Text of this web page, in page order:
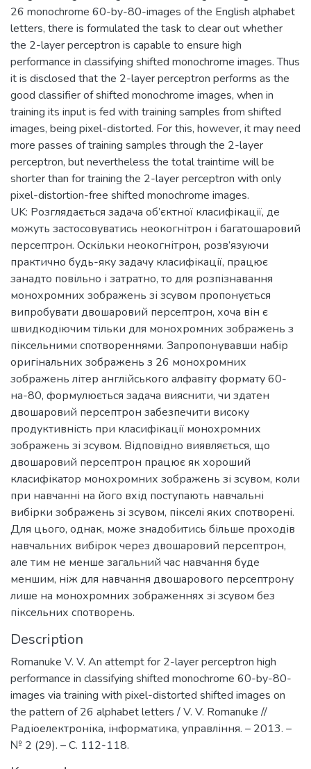
26 monochrome 60-by-80-images of the English alphabet
letters, there is formulated the task to clear out whether
the 2-layer perceptron is capable to ensure high
performance in classifying shifted monochrome images. Thus
it is disclosed that the 2-layer perceptron performs as the
good classifier of shifted monochrome images, when in
training its input is fed with training samples from shifted
images, being pixel-distorted. For this, however, it may need
more passes of training samples through the 2-layer
perceptron, but nevertheless the total traintime will be
shorter than for training the 2-layer perceptron with only
pixel-distortion-free shifted monochrome images.
UK: Розглядається задача об’єктної класифікації, де
можуть застосовуватись неокогнітрон і багатошаровий
персептрон. Оскільки неокогнітрон, розв’язуючи
практично будь-яку задачу класифікації, працює
занадто повільно і затратно, то для розпізнавання
монохромних зображень зі зсувом пропонується
випробувати двошаровий персептрон, хоча він є
швидкодіючим тільки для монохромних зображень з
піксельними спотвореннями. Запропонувавши набір
оригінальних зображень з 26 монохромних
зображень літер англійського алфавіту формату 60-
на-80, формулюється задача вияснити, чи здатен
двошаровий персептрон забезпечити високу
продуктивність при класифікації монохромних
зображень зі зсувом. Відповідно виявляється, що
двошаровий персептрон працює як хороший
класифікатор монохромних зображень зі зсувом, коли
при навчанні на його вхід поступають навчальні
вибірки зображень зі зсувом, пікселі яких спотворені.
Для цього, однак, може знадобитись більше проходів
навчальних вибірок через двошаровий персептрон,
але тим не менше загальний час навчання буде
меншим, ніж для навчання двошарового персептрону
лише на монохромних зображеннях зі зсувом без
піксельних спотворень.
Description
Romanuke V. V. An attempt for 2-layer perceptron high
performance in classifying shifted monochrome 60-by-80-
images via training with pixel-distorted shifted images on
the pattern of 26 alphabet letters / V. V. Romanuke //
Радіоелектроніка, інформатика, управління. – 2013. –
№ 2 (29). – C. 112-118.